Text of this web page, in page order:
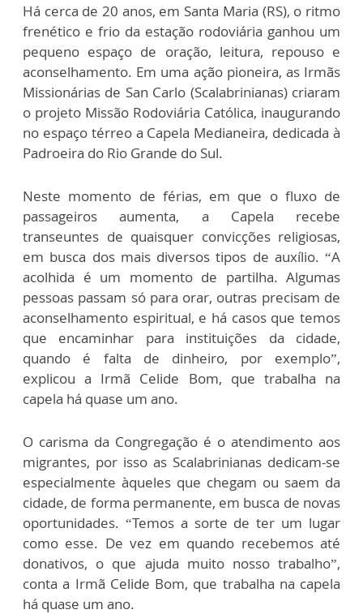
Há cerca de 20 anos, em Santa Maria (RS), o ritmo
frenético e frio da estação rodoviária ganhou um
pequeno espaço de oração, leitura, repouso e
aconselhamento. Em uma ação pioneira, as Irmãs
Missionárias de San Carlo (Scalabrinianas) criaram
o projeto Missão Rodoviária Católica, inaugurando
no espaço térreo a Capela Medianeira, dedicada à
Padroeira do Rio Grande do Sul.
Neste momento de férias, em que o fluxo de
passageiros aumenta, a Capela recebe
transeuntes de quaisquer convicções religiosas,
em busca dos mais diversos tipos de auxílio. “A
acolhida é um momento de partilha. Algumas
pessoas passam só para orar, outras precisam de
aconselhamento espiritual, e há casos que temos
que encaminhar para instituições da cidade,
quando é falta de dinheiro, por exemplo”,
explicou a Irmã Celide Bom, que trabalha na
capela há quase um ano.
O carisma da Congregação é o atendimento aos
migrantes, por isso as Scalabrinianas dedicam-se
especialmente àqueles que chegam ou saem da
cidade, de forma permanente, em busca de novas
oportunidades. “Temos a sorte de ter um lugar
como esse. De vez em quando recebemos até
donativos, o que ajuda muito nosso trabalho”,
conta a Irmã Celide Bom, que trabalha na capela
há quase um ano.